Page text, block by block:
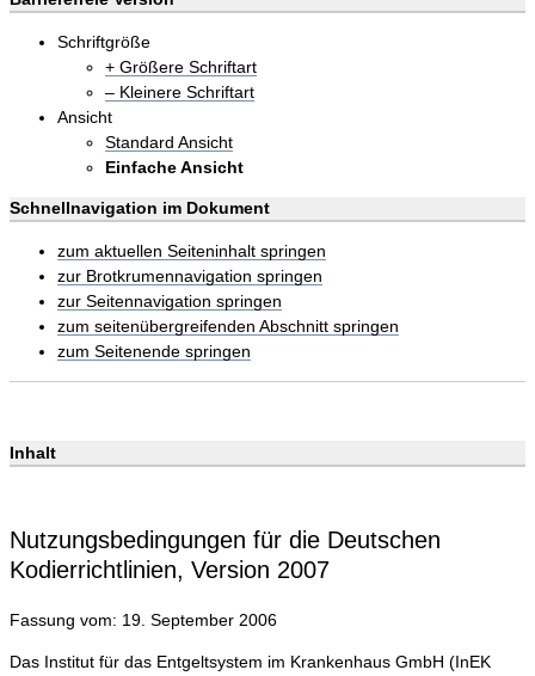
Schriftgröße
+ Größere Schriftart
– Kleinere Schriftart
Ansicht
Standard Ansicht
Einfache Ansicht
Schnellnavigation im Dokument
zum aktuellen Seiteninhalt springen
zur Brotkrumennavigation springen
zur Seitennavigation springen
zum seitenübergreifenden Abschnitt springen
zum Seitenende springen
Inhalt
Nutzungsbedingungen für die Deutschen
Kodierrichtlinien, Version 2007
Fassung vom: 19. September 2006
Das Institut für das Entgeltsystem im Krankenhaus GmbH (InEK